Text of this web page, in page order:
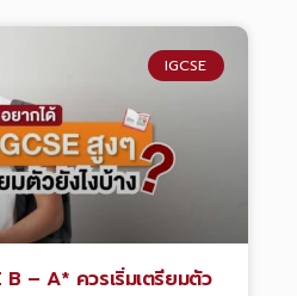
IGCSE
B – A* ควรเริ่มเตรียมตัว